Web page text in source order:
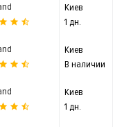
Киев
1 дн.
Киев
В наличии
Киев
1 дн.